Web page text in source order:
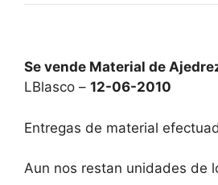
Se vende Material de
LBlasco – 12-06-2010
Entregas de material
Aun nos restan unidades de